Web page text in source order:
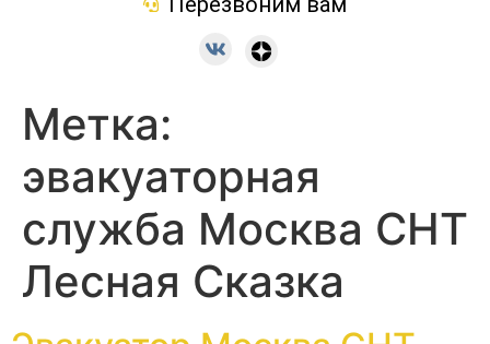
Метка:
эвакуаторная
служба Москва СНТ
Лесная Сказка